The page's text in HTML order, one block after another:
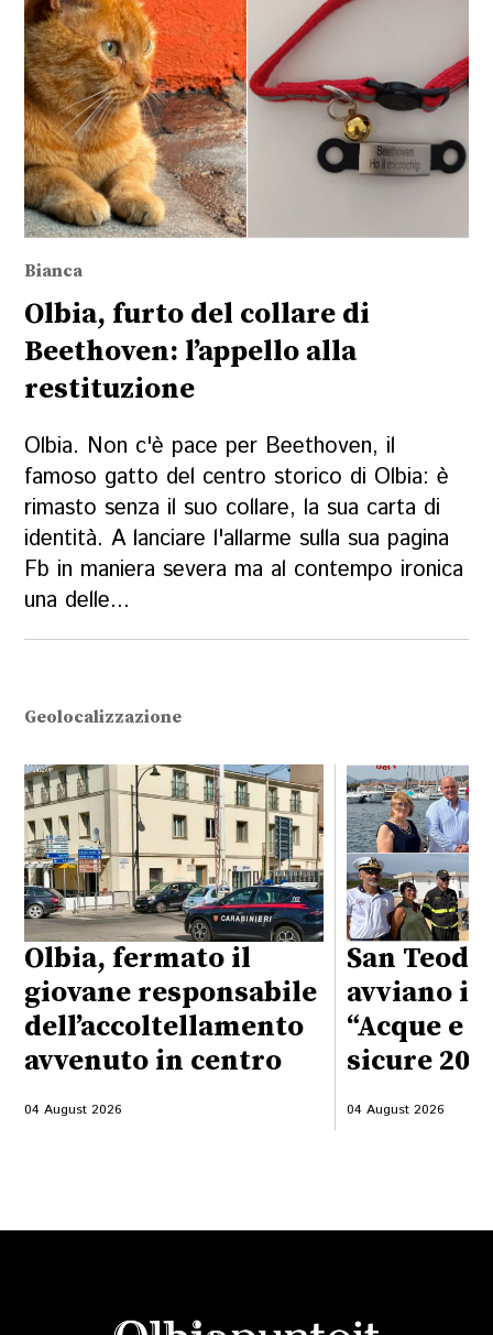
Bianca
Olbia, furto del collare di
Beethoven: l’appello alla
restituzione
Olbia. Non c'è pace per Beethoven, il
famoso gatto del centro storico di Olbia: è
rimasto senza il suo collare, la sua carta di
identità. A lanciare l'allarme sulla sua pagina
Fb in maniera severa ma al contempo ironica
una delle...
Geolocalizzazione
Olbia, fermato il
giovane responsabile
dell’accoltellamento
avvenuto in centro
04 August 2026
San
avviano il
“Acque e
sicure
04 August 2026